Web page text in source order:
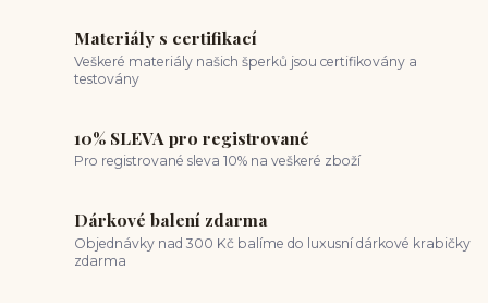
Materiály s certifikací
Veškeré materiály našich šperků jsou certifikovány a
testovány
10% SLEVA pro registrované
Pro registrované sleva 10% na veškeré zboží
Dárkové balení zdarma
Objednávky nad 300 Kč balíme do luxusní dárkové krabičky
zdarma